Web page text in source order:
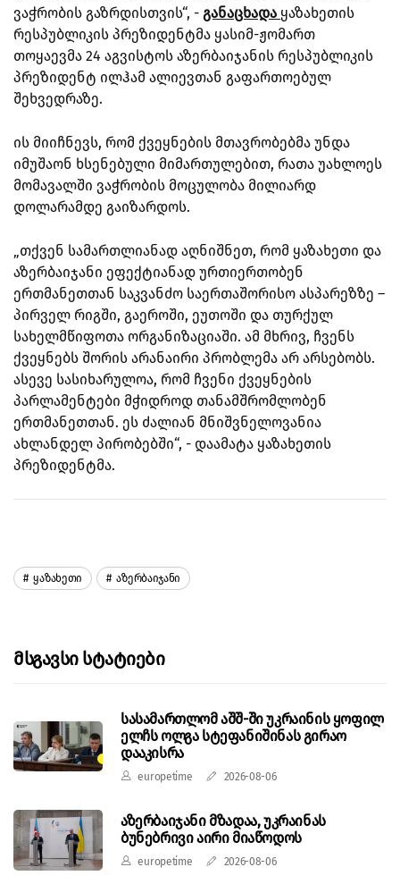
ვაჭრობის გაზრდისთვის“, - განაცხადა ყაზახეთის
რესპუბლიკის პრეზიდენტმა ყასიმ-ჟომართ
თოყაევმა 24 აგვისტოს აზერბაიჯანის რესპუბლიკის
პრეზიდენტ ილჰამ ალიევთან გაფართოებულ
შეხვედრაზე.
ის მიიჩნევს, რომ ქვეყნების მთავრობებმა უნდა
იმუშაონ ხსენებული მიმართულებით, რათა უახლოეს
მომავალში ვაჭრობის მოცულობა მილიარდ
დოლარამდე გაიზარდოს.
„თქვენ სამართლიანად აღნიშნეთ, რომ ყაზახეთი და
აზერბაიჯანი ეფექტიანად ურთიერთობენ
ერთმანეთთან საკვანძო საერთაშორისო ასპარეზზე –
პირველ რიგში, გაეროში, ეუთოში და თურქულ
სახელმწიფოთა ორგანიზაციაში. ამ მხრივ, ჩვენს
ქვეყნებს შორის არანაირი პრობლემა არ არსებობს.
ასევე სასიხარულოა, რომ ჩვენი ქვეყნების
პარლამენტები მჭიდროდ თანამშრომლობენ
ერთმანეთთან. ეს ძალიან მნიშვნელოვანია
ახლანდელ პირობებში“, - დაამატა ყაზახეთის
პრეზიდენტმა.
Ყაზახეთი Აზერბაიჯანი
Მსგავსი Სტატიები
სასამართლომ აშშ-ში უკრაინის ყოფილ
ელჩს ოლგა სტეფანიშინას გირაო
დააკისრა
europetime 2026-08-06
აზერბაიჯანი მზადაა, უკრაინას
ბუნებრივი აირი მიაწოდოს
europetime 2026-08-06